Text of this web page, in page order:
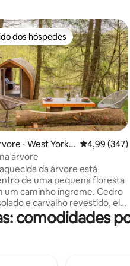
de 5, 129 avaliações
preferidos dos hóspedes
dos hóspedes
⋅ West Yorks
4,99 de
4,99 (347)
árvore
da árvore está
de uma pequena floresta
um caminho íngreme. Cedro
e carvalho revestido, ele
um lago de moinho
em um paraíso tranquilo
comodidades